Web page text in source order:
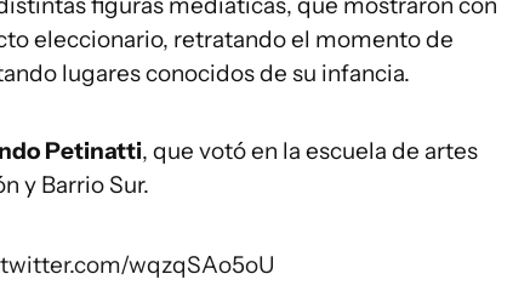
eleccionario, retratando el momento de
lugares conocidos de su infancia.
Petinatti, que votó en la escuela de artes
y Barrio Sur.
wqzqSAo5oU